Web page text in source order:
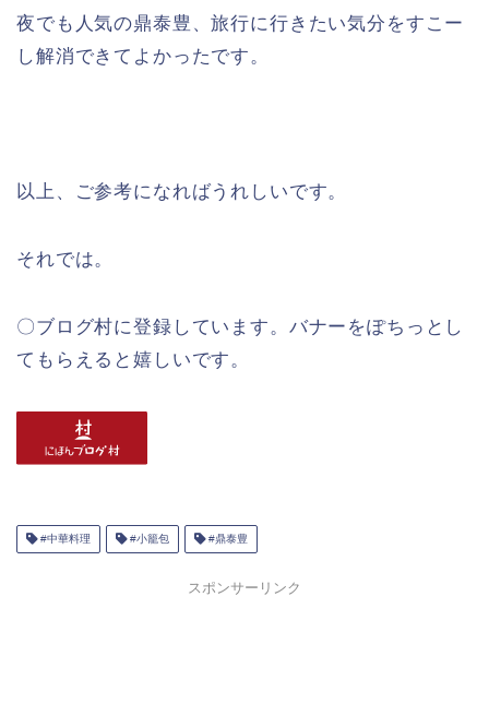
夜でも人気の鼎泰豊、旅行に行きたい気分をすこー
し解消できてよかったです。
以上、ご参考になればうれしいです。
それでは。
〇ブログ村に登録しています。バナーをぽちっとし
てもらえると嬉しいです。
#中華料理 #小籠包 #鼎泰豊
スポンサーリンク